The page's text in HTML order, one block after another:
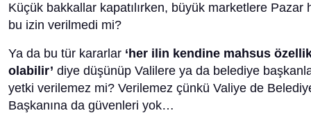
Küçük bakkallar kapatılırken, büyük marketlere Pazar
bu izin verilmedi mi?
Ya da bu tür kararlar ‘her ilin kendine mahsus
olabilir’ diye düşünüp Valilere ya da belediye
yetki verilemez mi? Verilemez çünkü Valiye de
Başkanına da güvenleri yok…